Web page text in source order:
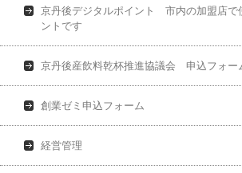
京丹後デジタルポイント 市内の加盟店で
ントです
京丹後産飲料乾杯推進協議会 申込フォー
創業ゼミ申込フォーム
経営管理